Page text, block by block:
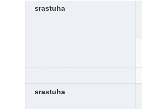
srastuha
srastuha